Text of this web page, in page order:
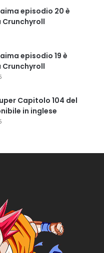
episodio 20 è
Crunchyroll
episodio 19 è
Crunchyroll
Capitolo 104 del
in inglese